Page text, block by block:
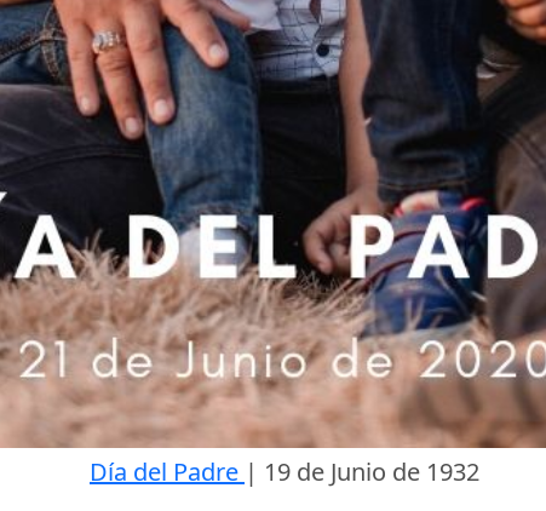
Día del Padre | 19 de Junio de 1932